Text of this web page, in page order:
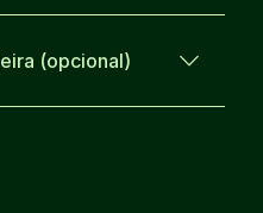
(opcional)